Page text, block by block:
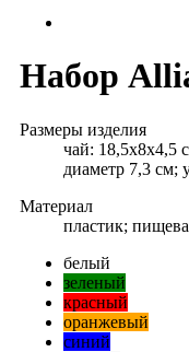
Набор
Размеры изделия
чай: 18,5x8x4,5
диаметр 7,3 см;
Материал
пластик;
белый
зеленый
красный
оранжевый
синий